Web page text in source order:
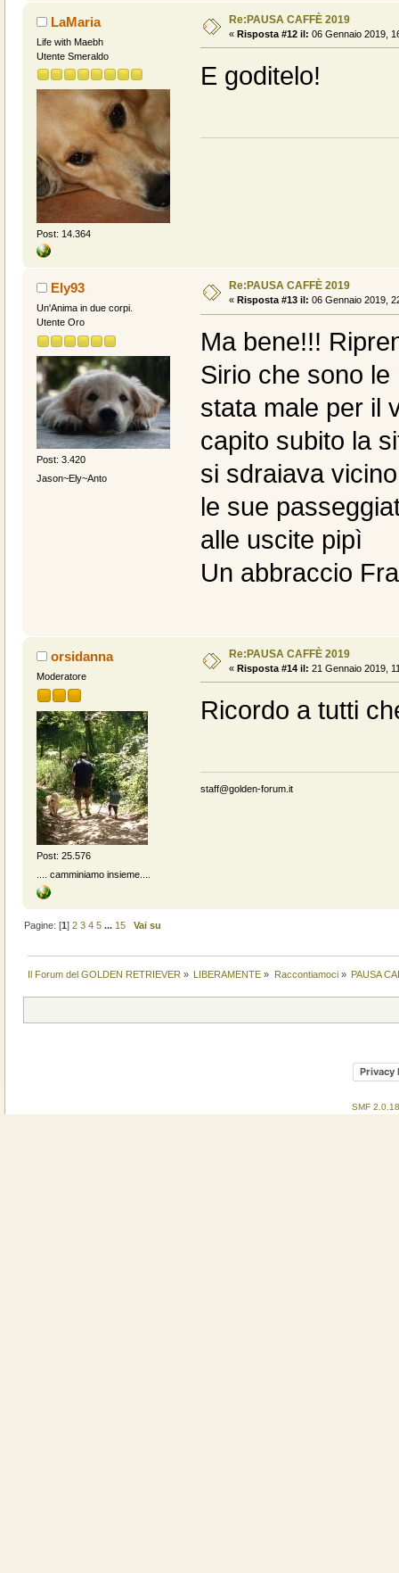
LaMaria
Life with Maebh
Utente Smeraldo
Post: 14.364
Re:PAUSA CAFFÈ 2019
« Risposta #12 il: 06 Gennaio 2019,
E goditelo!
Ely93
Un'Anima in due corpi.
Utente Oro
Post: 3.420
Jason~Ely~Anto
Re:PAUSA CAFFÈ 2019
« Risposta #13 il: 06 Gennaio 2019,
Ma bene!!!
Sirio che sono
stata male per il
capito subito la
si sdraiava
le sue
alle uscite pipì
Un abbraccio
orsidanna
Moderatore
Post: 25.576
.... camminiamo insieme....
Re:PAUSA CAFFÈ 2019
« Risposta #14 il: 21 Gennaio 2019,
Ricordo a tutti
staff@golden-forum.it
Pagine: [1]2 3 4 5 ... 15 Vai su
Il Forum del GOLDEN RETRIEVER » LIBERAMENTE » Raccontiamoci» PAUSA
Privacy
SMF 2.0.18